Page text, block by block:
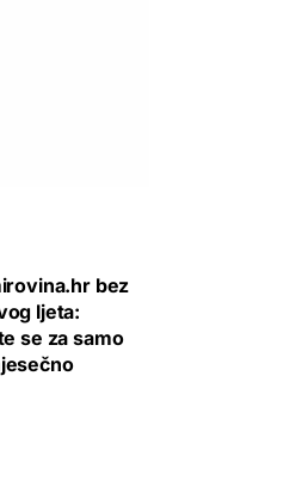
bez
ljeta:
se za samo